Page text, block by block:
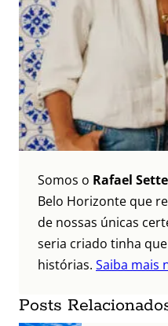
Somos o Rafael
Belo Horizonte que
de nossas únicas
seria criado tinha
histórias. Saiba mais
Posts